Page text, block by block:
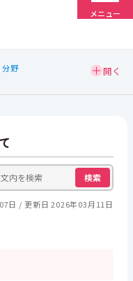
メニュー
分野
検索
日 更新日 2026年03月11日